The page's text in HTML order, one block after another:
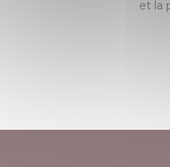
et la